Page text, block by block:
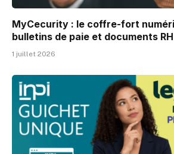
MyCecurity : le coffre-fort
bulletins de paie et documents RH
1 juillet 2026